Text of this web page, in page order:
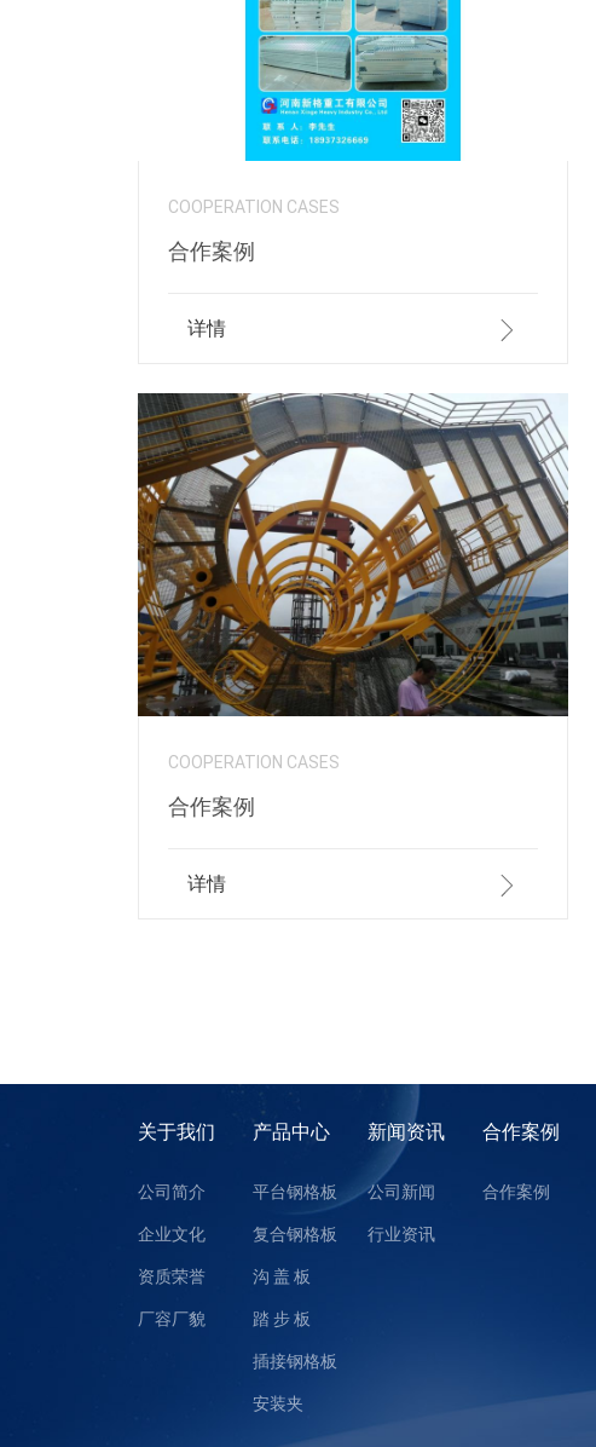
COOPERATION CASES
合作案例
详情
COOPERATION CASES
合作案例
详情
关于我们
公司简介
企业文化
资质荣誉
厂容厂貌
产品中心
平台钢格板
复合钢格板
沟 盖 板
踏 步 板
插接钢格板
安装夹
新闻资讯
公司新闻
行业资讯
合作案例
合作案例